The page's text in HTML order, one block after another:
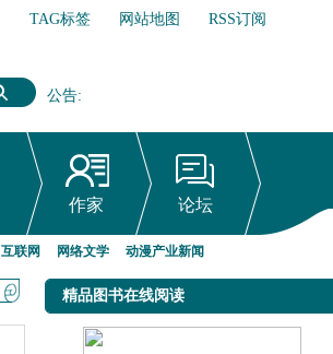
TAG标签 网站地图
RSS订阅
公告:
网络文学行业自律倡议书
作家 论坛
互联网 网络文学 动漫产业新闻
精品图书在线阅读